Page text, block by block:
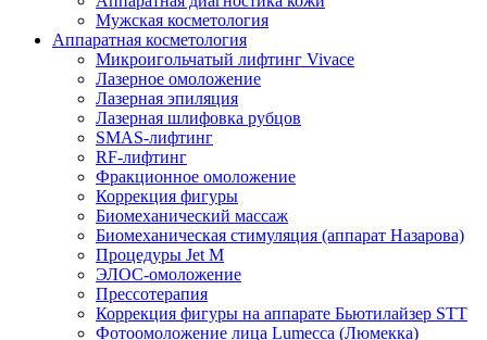
Мужская косметология
Аппаратная косметология
Микроигольчатый лифтинг Vivace
Лазерное омоложение
Лазерная эпиляция
Лазерная шлифовка рубцов
SMAS-лифтинг
RF-лифтинг
Фракционное омоложение
Коррекция фигуры
Биомеханический массаж
Биомеханическая стимуляция (аппарат Назарова)
Процедуры Jet M
ЭЛОС-омоложение
Прессотерапия
Коррекция фигуры на аппарате Бьютилайзер STT
Фотоомоложение лица Lumecca (Люмекка)